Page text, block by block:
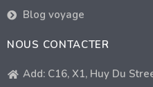
Blog voyage
NOUS CONTACTER
Add: C16, X1, Huy Du